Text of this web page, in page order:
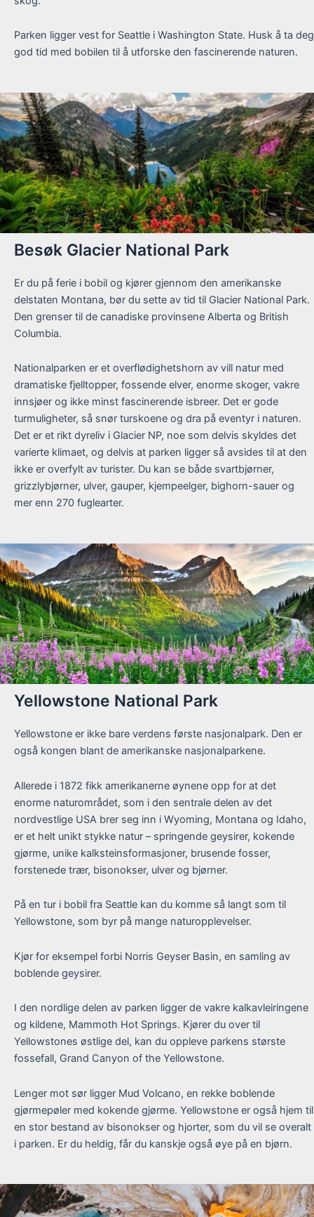
Parken ligger vest for Seattle i Washington State. Husk å ta deg
god tid med bobilen til å utforske den fascinerende naturen.
Besøk Glacier National Park
Er du på ferie i bobil og kjører gjennom den amerikanske
delstaten Montana, bør du sette av tid til Glacier National Park.
Den grenser til de canadiske provinsene Alberta og British
Columbia.
Nationalparken er et overflødighetshorn av vill natur med
dramatiske fjelltopper, fossende elver, enorme skoger, vakre
innsjøer og ikke minst fascinerende isbreer. Det er gode
turmuligheter, så snør turskoene og dra på eventyr i naturen.
Det er et rikt dyreliv i Glacier NP, noe som delvis skyldes det
varierte klimaet, og delvis at parken ligger så avsides til at den
ikke er overfylt av turister. Du kan se både svartbjørner,
grizzlybjørner, ulver, gauper, kjempeelger, bighorn-sauer og
mer enn 270 fuglearter.
Yellowstone National Park
Yellowstone er ikke bare verdens første nasjonalpark. Den er
også kongen blant de amerikanske nasjonalparkene.
Allerede i 1872 fikk amerikanerne øynene opp for at det
enorme naturområdet, som i den sentrale delen av det
nordvestlige USA brer seg inn i Wyoming, Montana og Idaho,
er et helt unikt stykke natur – springende geysirer, kokende
gjørme, unike kalksteinsformasjoner, brusende fosser,
forstenede trær, bisonokser, ulver og bjørner.
På en tur i bobil fra Seattle kan du komme så langt som til
Yellowstone, som byr på mange naturopplevelser.
Kjør for eksempel forbi Norris Geyser Basin, en samling av
boblende geysirer.
I den nordlige delen av parken ligger de vakre kalkavleiringene
og kildene, Mammoth Hot Springs. Kjører du over til
Yellowstones østlige del, kan du oppleve parkens største
fossefall, Grand Canyon of the Yellowstone.
Lenger mot sør ligger Mud Volcano, en rekke boblende
gjørmepøler med kokende gjørme. Yellowstone er også hjem til
en stor bestand av bisonokser og hjorter, som du vil se overalt
i parken. Er du heldig, får du kanskje også øye på en bjørn.